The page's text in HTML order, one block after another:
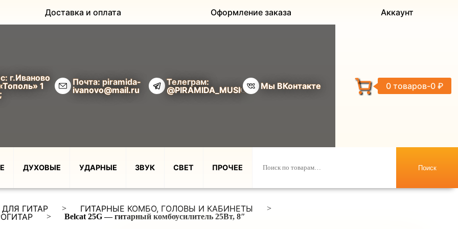
Доставка и оплата Оформление заказа Аккаунт
г.Иваново
1
Почта: piramida-
ivanovo@mail.ru
Телеграм:
@PIRAMIDA_MUSIC
Мы ВКонтакте 0 товаров 0 ₽
ДУХОВЫЕ УДАРНЫЕ ЗВУК СВЕТ ПРОЧЕЕ Поиск
ГИТАР > ГИТАРНЫЕ КОМБО, ГОЛОВЫ И КАБИНЕТЫ >
> Belcat 25G — гитарный комбоусилитель 25Вт, 8″